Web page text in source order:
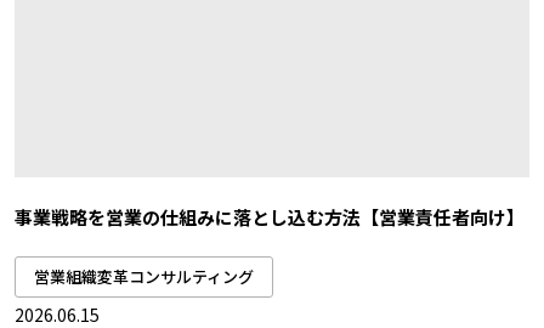
事業戦略を営業の仕組みに落とし込む方法【営業責任者向け】
営業組織変革コンサルティング
2026.06.15